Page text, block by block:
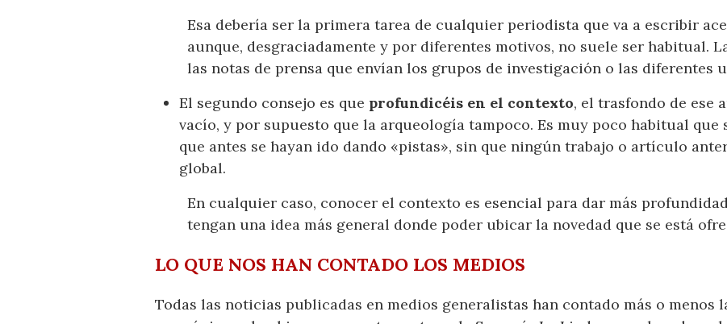
Esa debería ser la primera tarea de cualquier periodista que va a escribir
aunque, desgraciadamente y por diferentes motivos, no suele ser habitual.
las notas de prensa que envían los grupos de investigación o las diferentes
El segundo consejo es que profundicéis en el contexto, el trasfondo de ese
vacío, y por supuesto que la arqueología tampoco. Es muy poco habitual
que antes se hayan ido dando «pistas», sin que ningún trabajo o artículo
global.
En cualquier caso, conocer el contexto es esencial para dar más
tengan una idea más general donde poder ubicar la novedad que se está
LO QUE NOS HAN CONTADO LOS MEDIOS
Todas las noticias publicadas en medios generalistas han contado más o menos